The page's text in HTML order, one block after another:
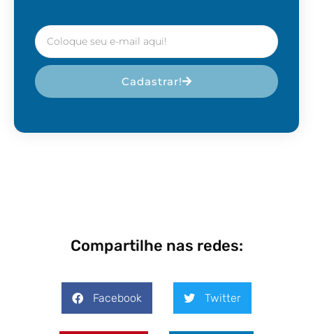
Cadastrar!
Compartilhe nas redes:
Facebook Twitter